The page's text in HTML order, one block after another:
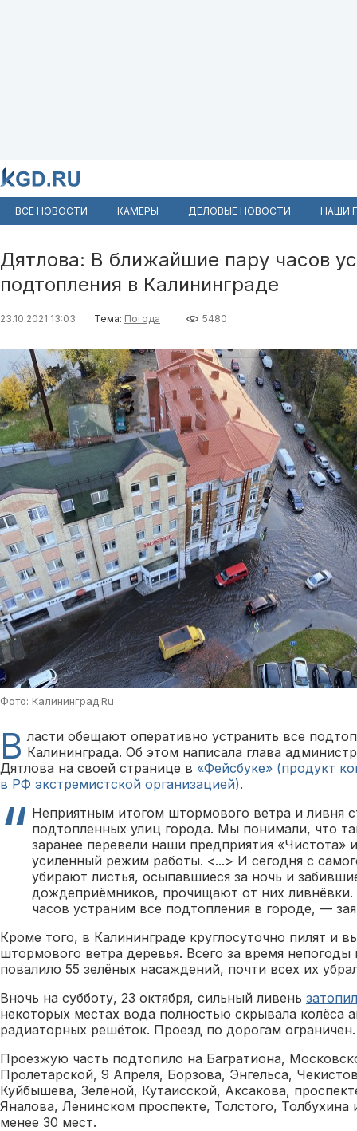
ВСЕ НОВОСТИ КАМЕРЫ ДЕЛОВЫЕ НОВОСТИ НАШИ
Дятлова: В ближайшие пару часов
подтопления в Калининграде
23.10.2021 13:03 Тема: Погода 5480
Фото: Калининград.Ru
В ласти обещают оперативно устранить все
Калининграда. Об этом написала глава
Дятлова на своей странице в «Фейсбуке» (продукт
в РФ экстремистской организацией).
Неприятным итогом штормового ветра и ливня
подтопленных улиц города. Мы понимали, что
заранее перевели наши предприятия «Чистота»
усиленный режим работы. <...> И сегодня с
убирают листья, осыпавшиеся за ночь и
дождеприёмников, прочищают от них
часов устраним все подтопления в городе, —
Кроме того, в Калининграде круглосуточно пилят и
штормового ветра деревья. Всего за время непогоды
повалило 55 зелёных насаждений, почти всех их
Вночь на субботу, 23 октября, сильный ливень затопил
некоторых местах вода полностью скрывала колёса
радиаторных решёток. Проезд по дорогам ограничен.
Проезжую часть подтопило на Багратиона,
Пролетарской, 9 Апреля, Борзова, Энгельса,
Куйбышева, Зелёной, Кутаисской, Аксакова,
Яналова, Ленинском проспекте, Толстого, Толбухина
менее 30 мест.